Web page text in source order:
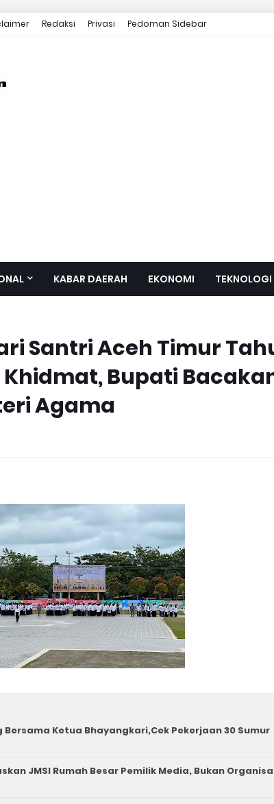
Redaksi Privasi Pedoman Sidebar
KABAR DAERAH EKONOMI TEKNOLOGI
Santri Aceh Timur
Khidmat, Bupati
Agama
Ketua Bhayangkari,Cek Pekerjaan 30 Sumur
JMSI Rumah Besar Pemilik Media, Bukan